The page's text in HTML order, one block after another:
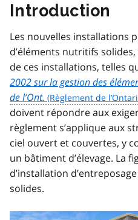
Introduction
Les nouvelles installations
d’éléments nutritifs
de ces installations, telles
2002 sur la gestion des
de l’Ont.
doivent répondre aux
règlement s’applique aux
ciel ouvert et couvertes, y
un bâtiment d’élevage. La
d’installation
solides.